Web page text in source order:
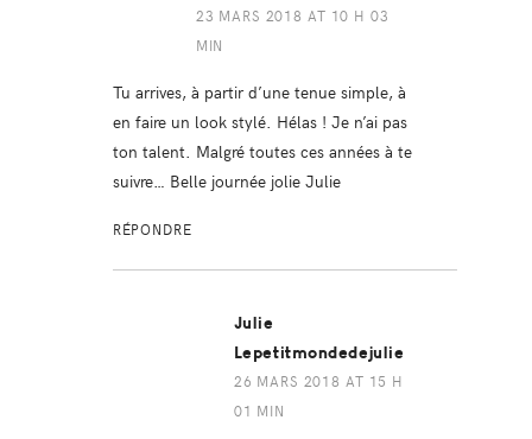
23 MARS 2018 AT 10 H 03
MIN
Tu arrives, à partir d’une tenue simple, à
en faire un look stylé. Hélas ! Je n’ai pas
ton talent. Malgré toutes ces années à te
suivre… Belle journée jolie Julie
RÉPONDRE
Julie
Lepetitmondedejulie
26 MARS 2018 AT 15 H
01 MIN